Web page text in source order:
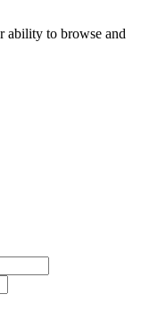
ability to browse and